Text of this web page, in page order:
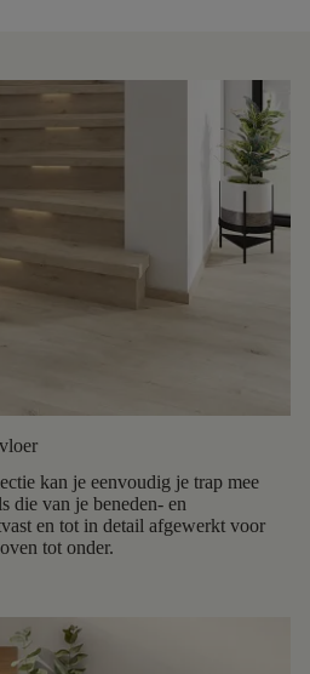
kan je eenvoudig je trap mee
die van je beneden- en
en tot in detail afgewerkt voor
tot onder.